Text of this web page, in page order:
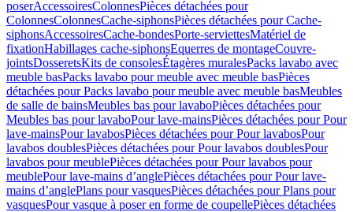
poserAccessoiresColonnesPièces détachées pour
ColonnesColonnesCache-siphonsPièces détachées pour Cache-
siphonsAccessoiresCache-bondesPorte-serviettesMatériel de
fixationHabillages cache-siphonsEquerres de montageCouvre-
jointsDosseretsKits de consolesÉtagères muralesPacks lavabo avec
meuble basPacks lavabo pour meuble avec meuble basPièces
détachées pour Packs lavabo pour meuble avec meuble basMeubles
de salle de bainsMeubles bas pour lavaboPièces détachées pour
Meubles bas pour lavaboPour lave-mainsPièces détachées pour Pour
lave-mainsPour lavabosPièces détachées pour Pour lavabosPour
lavabos doublesPièces détachées pour Pour lavabos doublesPour
lavabos pour meublePièces détachées pour Pour lavabos pour
meublePour lave-mains d’anglePièces détachées pour Pour lave-
mains d’anglePlans pour vasquesPièces détachées pour Plans pour
vasquesPour vasque à poser en forme de coupellePièces détachées